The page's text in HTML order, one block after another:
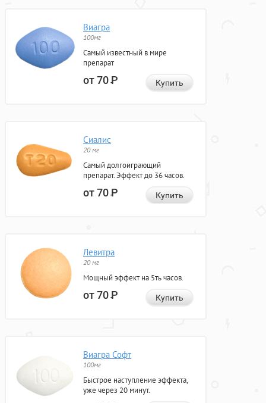
Виагра
100мг
Самый известный в мире
препарат
от 70Р Купить
Сиалис
20 мг
Самый долгоиграющий
препарат. Эффект до 36 часов.
от 70Р Купить
Левитра
20 мг
Мощный эффект на 5ть часов.
от 70Р Купить
Виагра Софт
100мг
Быстрое наступление эффекта,
уже через 20 минут.